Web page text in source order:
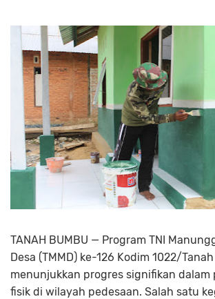
TANAH BUMBU — Program TNI
Desa (TMMD) ke-126 Kodim 1022/
menunjukkan progres signifikan dalam
fisik di wilayah pedesaan. Salah satu